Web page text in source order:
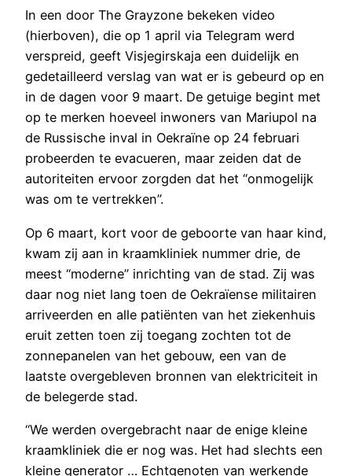
In een door The Grayzone bekeken video
(hierboven), die op 1 april via Telegram werd
verspreid, geeft Visjegirskaja een duidelijk en
gedetailleerd verslag van wat er is gebeurd op en
in de dagen voor 9 maart. De getuige begint met
op te merken hoeveel inwoners van Mariupol na
de Russische inval in Oekraïne op 24 februari
probeerden te evacueren, maar zeiden dat de
autoriteiten ervoor zorgden dat het “onmogelijk
was om te vertrekken”.
Op 6 maart, kort voor de geboorte van haar kind,
kwam zij aan in kraamkliniek nummer drie, de
meest “moderne” inrichting van de stad. Zij was
daar nog niet lang toen de Oekraïense militairen
arriveerden en alle patiënten van het ziekenhuis
eruit zetten toen zij toegang zochten tot de
zonnepanelen van het gebouw, een van de
laatste overgebleven bronnen van elektriciteit in
de belegerde stad.
“We werden overgebracht naar de enige kleine
kraamkliniek die er nog was. Het had slechts een
kleine generator … Echtgenoten van werkende